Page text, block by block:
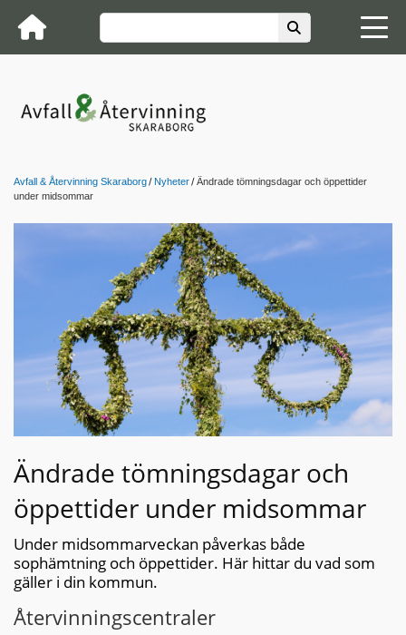
Avfall & Återvinning Skaraborg Nyheter
Ändrade tömningsdagar och öppettider
under midsommar
Ändrade tömningsdagar och
öppettider under midsommar
Under midsommarveckan påverkas både
sophämtning och öppettider. Här hittar du vad som
gäller i din kommun.
Återvinningscentraler